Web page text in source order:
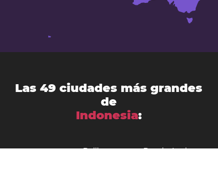
Las 49 ciudades más grandes
de
Indonesia:
Ambon City Balikpapan Banda Aceh